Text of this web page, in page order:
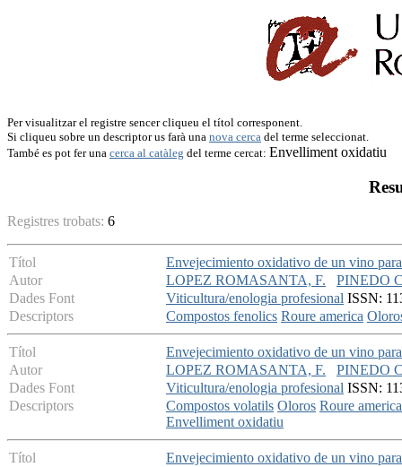
Per visualitzar el registre sencer cliqueu el títol corresponent.
Si cliqueu sobre un descriptor us farà una nova cerca del terme seleccionat.
També es pot fer una cerca al catàleg del terme cercat: Envelliment oxidatiu
Registres trobats: 6
Títol
Envejecimiento oxidativo de un vino
Autor
LOPEZ ROMASANTA, F.
PINEDO
Dades Font
Viticultura/enologia profesional ISSN:
Descriptors
Compostos fenolics Roure america
Títol
Envejecimiento oxidativo de un vino
Autor
LOPEZ ROMASANTA, F.
PINEDO
Dades Font
Viticultura/enologia profesional ISSN:
Descriptors
Compostos volatils Oloros Roure america
Envelliment oxidatiu
Títol
Envejecimiento oxidativo de un vino